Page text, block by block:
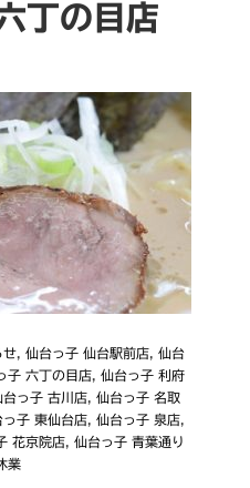
丁の目店
せ 仙台っ子 仙台駅前店
仙台
子 六丁の目店
仙台っ子 利府
台っ子 古川店
仙台っ子 名取
っ子 東仙台店 仙台っ子 泉店
花京院店
仙台っ子 青葉通り
業